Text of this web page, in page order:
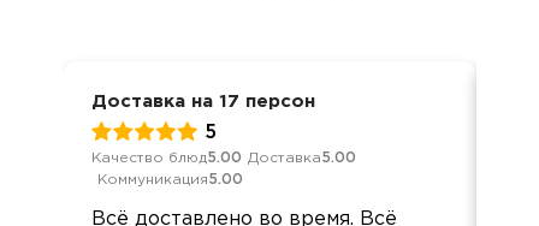
Доставка на 17 персон
5
Качество блюд5.00 Доставка5.00
Коммуникация5.00
Всё доставлено во время. Всё